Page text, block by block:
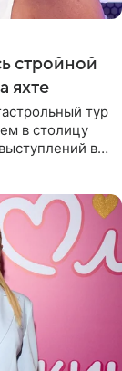
стройной
яхте
тур
в столицу
в